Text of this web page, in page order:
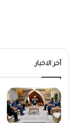
أخر الاخبار